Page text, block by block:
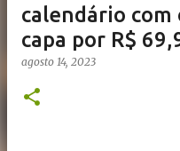
calendário com
capa por R$
agosto 14, 2023